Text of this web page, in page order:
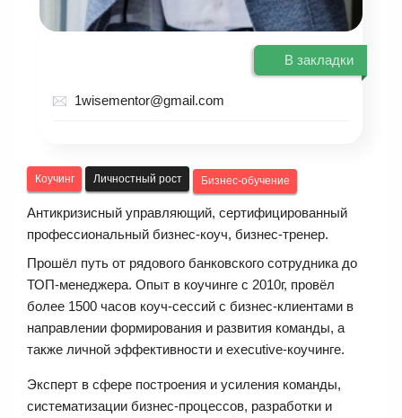
В закладки
1wisementor@gmail.com
Коучинг Личностный рост Бизнес-обучение
Антикризисный управляющий, сертифицированный
профессиональный бизнес-коуч, бизнес-тренер.
Прошёл путь от рядового банковского сотрудника до
ТОП-менеджера. Опыт в коучинге с 2010г, провёл
более 1500 часов коуч-сессий с бизнес-клиентами в
направлении формирования и развития команды, а
также личной эффективности и executive-коучинге.
Эксперт в сфере построения и усиления команды,
систематизации бизнес-процессов, разработки и